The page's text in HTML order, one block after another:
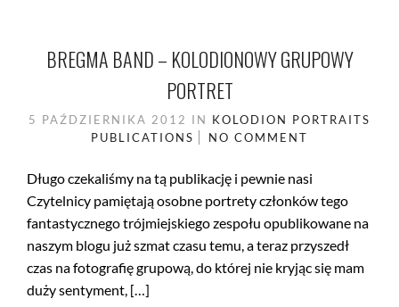
BREGMA BAND – KOLODIONOWY GRUPOWY
PORTRET
5 PAŹDZIERNIKA 2012 IN KOLODION PORTRAITS
PUBLICATIONS
NO COMMENT
Długo czekaliśmy na tą publikację i pewnie nasi
Czytelnicy pamiętają osobne portrety członków tego
fantastycznego trójmiejskiego zespołu opublikowane na
naszym blogu już szmat czasu temu, a teraz przyszedł
czas na fotografię grupową, do której nie kryjąc się mam
duży sentyment, […]